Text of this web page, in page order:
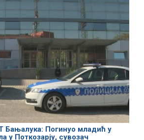
Бањалука: Погинуо младић у
у Поткозарју, сувозач